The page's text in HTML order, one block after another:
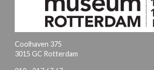
Coolhaven 375
3015 GC Rotterdam